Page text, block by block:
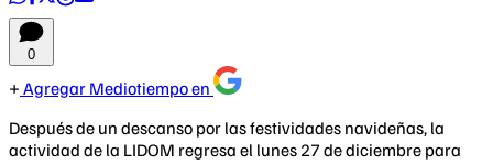
0
Agregar Mediotiempo en
Después de un descanso por las festividades navideñas, la
actividad de la LIDOM regresa el lunes 27 de diciembre para